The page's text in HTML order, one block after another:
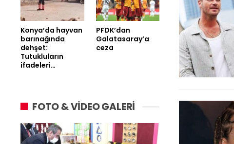
Konya’da hayvan
barınağında
dehşet:
Tutukluların
ifadeleri…
PFDK’dan
Galatasaray’a
ceza
FOTO & VİDEO GALERİ